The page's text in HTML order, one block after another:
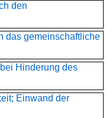
den
das gemeinschaftliche
Hinderung des
Einwand der